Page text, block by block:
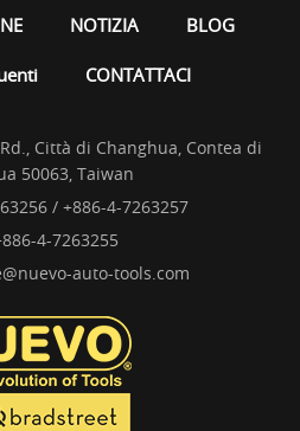
NOTIZIA BLOG
CONTATTACI
Città di Changhua, Contea di
50063, Taiwan
/ +886-4-7263257
4-7263255
auto-tools.com